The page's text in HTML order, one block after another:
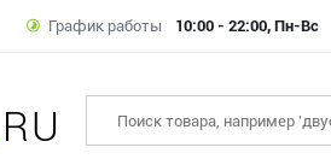
График работы 10:00 - 22:00, Пн-Вс
RU